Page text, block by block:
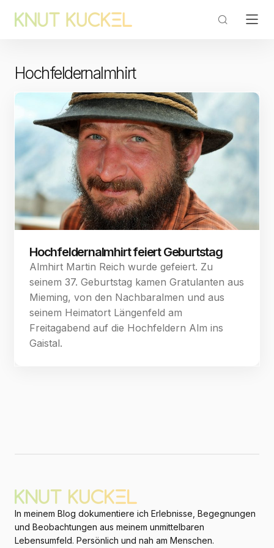
Hochfeldernalmhirt
Hochfeldernalmhirt feiert Geburtstag
Almhirt Martin Reich wurde gefeiert. Zu
seinem 37. Geburtstag kamen Gratulanten aus
Mieming, von den Nachbaralmen und aus
seinem Heimatort Längenfeld am
Freitagabend auf die Hochfeldern Alm ins
Gaistal.
In meinem Blog dokumentiere ich Erlebnisse, Begegnungen
und Beobachtungen aus meinem unmittelbaren
Lebensumfeld. Persönlich und nah am Menschen.